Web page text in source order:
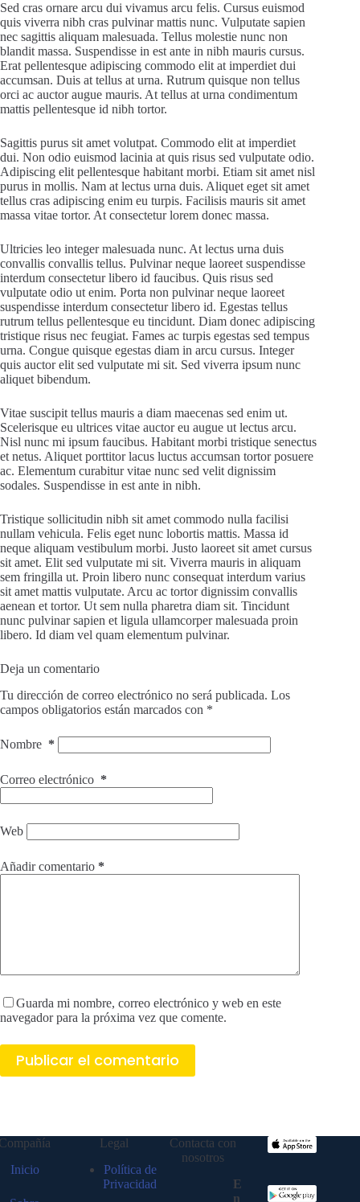
Sed cras ornare arcu dui vivamus arcu felis. Cursus euismod
quis viverra nibh cras pulvinar mattis nunc. Vulputate sapien
nec sagittis aliquam malesuada. Tellus molestie nunc non
blandit massa. Suspendisse in est ante in nibh mauris cursus.
Erat pellentesque adipiscing commodo elit at imperdiet dui
accumsan. Duis at tellus at urna. Rutrum quisque non tellus
orci ac auctor augue mauris. At tellus at urna condimentum
mattis pellentesque id nibh tortor.
Sagittis purus sit amet volutpat. Commodo elit at imperdiet
dui. Non odio euismod lacinia at quis risus sed vulputate odio.
Adipiscing elit pellentesque habitant morbi. Etiam sit amet nisl
purus in mollis. Nam at lectus urna duis. Aliquet eget sit amet
tellus cras adipiscing enim eu turpis. Facilisis mauris sit amet
massa vitae tortor. At consectetur lorem donec massa.
Ultricies leo integer malesuada nunc. At lectus urna duis
convallis convallis tellus. Pulvinar neque laoreet suspendisse
interdum consectetur libero id faucibus. Quis risus sed
vulputate odio ut enim. Porta non pulvinar neque laoreet
suspendisse interdum consectetur libero id. Egestas tellus
rutrum tellus pellentesque eu tincidunt. Diam donec adipiscing
tristique risus nec feugiat. Fames ac turpis egestas sed tempus
urna. Congue quisque egestas diam in arcu cursus. Integer
quis auctor elit sed vulputate mi sit. Sed viverra ipsum nunc
aliquet bibendum.
Vitae suscipit tellus mauris a diam maecenas sed enim ut.
Scelerisque eu ultrices vitae auctor eu augue ut lectus arcu.
Nisl nunc mi ipsum faucibus. Habitant morbi tristique senectus
et netus. Aliquet porttitor lacus luctus accumsan tortor posuere
ac. Elementum curabitur vitae nunc sed velit dignissim
sodales. Suspendisse in est ante in nibh.
Tristique sollicitudin nibh sit amet commodo nulla facilisi
nullam vehicula. Felis eget nunc lobortis mattis. Massa id
neque aliquam vestibulum morbi. Justo laoreet sit amet cursus
sit amet. Elit sed vulputate mi sit. Viverra mauris in aliquam
sem fringilla ut. Proin libero nunc consequat interdum varius
sit amet mattis vulputate. Arcu ac tortor dignissim convallis
aenean et tortor. Ut sem nulla pharetra diam sit. Tincidunt
nunc pulvinar sapien et ligula ullamcorper malesuada proin
libero. Id diam vel quam elementum pulvinar.
Deja un comentario
Tu dirección de correo electrónico no será publicada. Los
campos obligatorios están marcados con *
Nombre *
Correo electrónico *
Web
Añadir comentario *
Guarda mi nombre, correo electrónico y web en este
navegador para la próxima vez que comente.
Publicar el comentario
Inicio
Legal
Política de
Privacidad
Contacta con
nosotros
E
n